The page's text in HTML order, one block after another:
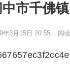
中市千佛
年3月15日 20:55 阅读